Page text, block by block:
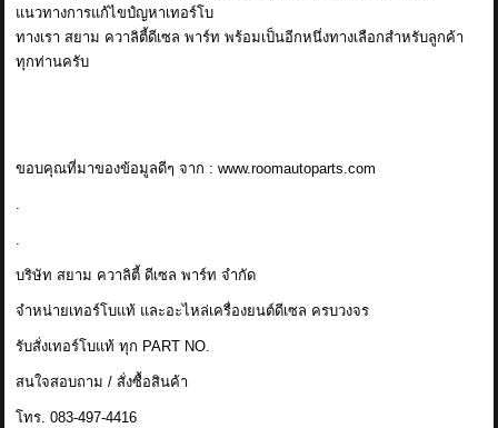
แนวทางการแก้ไขปํญหาเทอร์โบ
ทางเรา สยาม ควาลิตี้ดีเซล พาร์ท พร้อมเป็นอีกหนึ่งทางเลือกสำหรับลูกค้า
ทุกท่านครับ
ขอบคุณที่มาของข้อมูลดีๆ จาก : www.roomautoparts.com
.
.
บริษัท สยาม ควาลิตี้ ดีเซล พาร์ท จำกัด
จำหน่ายเทอร์โบแท้ และอะไหล่เครื่องยนต์ดีเซล ครบวงจร
รับสั่งเทอร์โบแท้ ทุก PART NO.
สนใจสอบถาม / สั่งซื้อสินค้า
โทร. 083-497-4416